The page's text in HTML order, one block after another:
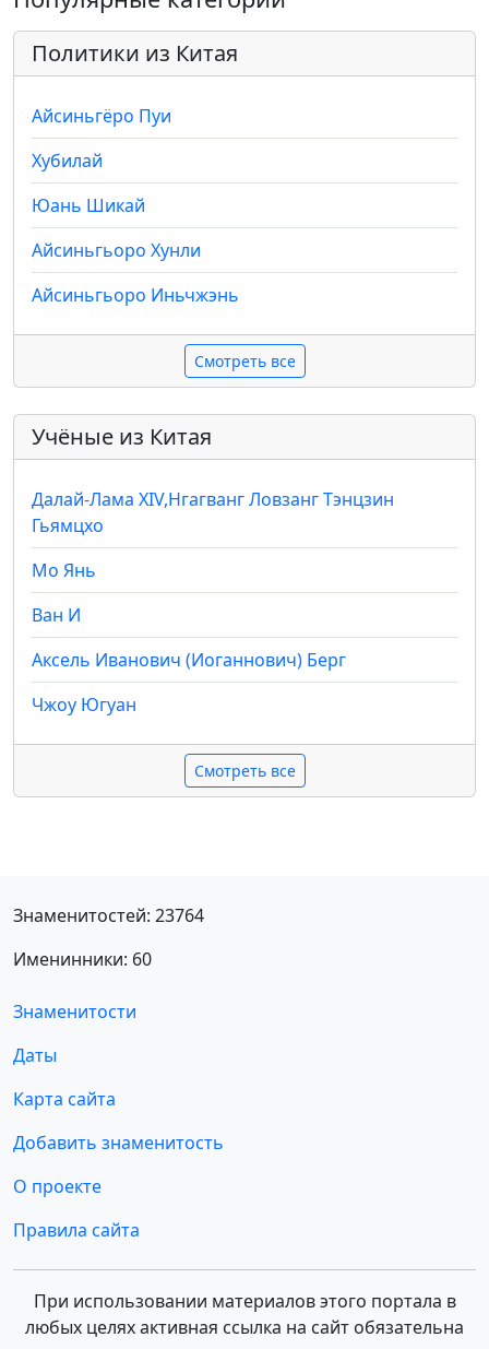
Политики из Китая
Айсиньгёро Пуи
Хубилай
Юань Шикай
Айсиньгьоро Хунли
Айсиньгьоро Иньчжэнь
Смотреть все
Учёные из Китая
Далай-Лама XIV,Нгагванг Ловзанг Тэнцзин
Гьямцхо
Мо Янь
Ван И
Аксель Иванович (Иоганнович) Берг
Чжоу Югуан
Смотреть все
Знаменитостей: 23764
Именинники: 60
Знаменитости
Даты
Карта сайта
Добавить знаменитость
О проекте
Правила сайта
При использовании материалов этого портала в
любых целях активная ссылка на сайт обязательна